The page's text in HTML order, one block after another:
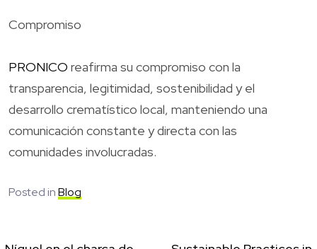
Compromiso
PRONICO reafirma su compromiso con la
transparencia, legitimidad, sostenibilidad y el
desarrollo crematístico local, manteniendo una
comunicación constante y directa con las
comunidades involucradas.
Posted inBlog